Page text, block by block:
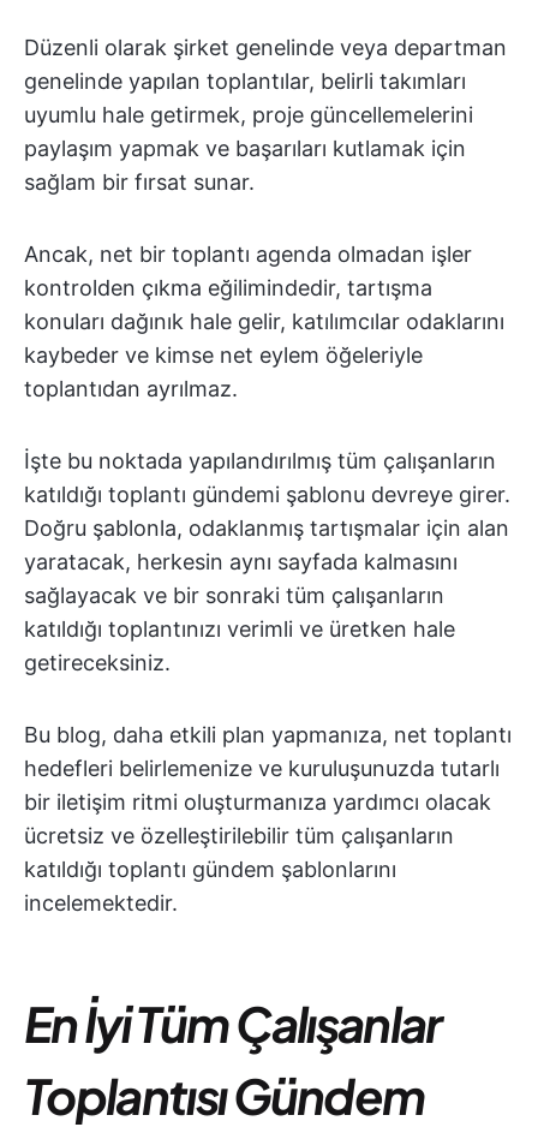
Düzenli olarak şirket genelinde veya departman
genelinde yapılan toplantılar, belirli takımları
uyumlu hale getirmek, proje güncellemelerini
paylaşım yapmak ve başarıları kutlamak için
sağlam bir fırsat sunar.
Ancak, net bir toplantı agenda olmadan işler
kontrolden çıkma eğilimindedir, tartışma
konuları dağınık hale gelir, katılımcılar odaklarını
kaybeder ve kimse net eylem öğeleriyle
toplantıdan ayrılmaz.
İşte bu noktada yapılandırılmış tüm çalışanların
katıldığı toplantı gündemi şablonu devreye girer.
Doğru şablonla, odaklanmış tartışmalar için alan
yaratacak, herkesin aynı sayfada kalmasını
sağlayacak ve bir sonraki tüm çalışanların
katıldığı toplantınızı verimli ve üretken hale
getireceksiniz.
Bu blog, daha etkili plan yapmanıza, net toplantı
hedefleri belirlemenize ve kuruluşunuzda tutarlı
bir iletişim ritmi oluşturmanıza yardımcı olacak
ücretsiz ve özelleştirilebilir tüm çalışanların
katıldığı toplantı gündem şablonlarını
incelemektedir.
En İyi Tüm Çalışanlar
Toplantısı Gündem